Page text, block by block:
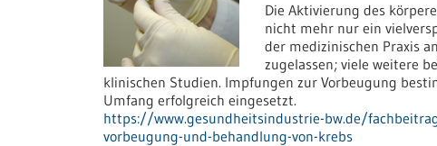
Die Aktivierung des
nicht mehr nur ein
der medizinischen Praxis
zugelassen; viele weitere
klinischen Studien. Impfungen zur Vorbeugung
Umfang erfolgreich eingesetzt.
https://www.gesundheitsindustrie-bw.de/
vorbeugung-und-behandlung-von-krebs